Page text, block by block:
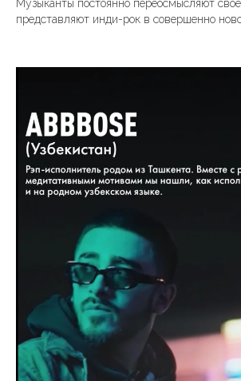
Музыканты постоянно переосмысляют
представляют инди-рок в совершенно